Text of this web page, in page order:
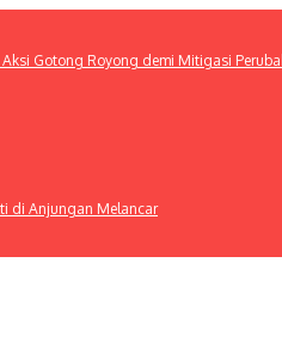
Gotong Royong demi Mitigasi
di Anjungan Melancar